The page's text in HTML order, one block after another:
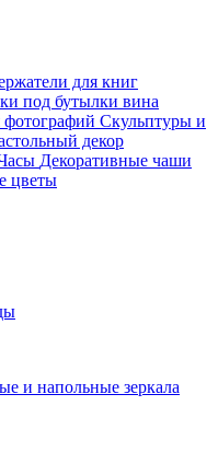
для книг
под бутылки вина
Скульптуры и
декор
Декоративные чаши
цветы
и напольные зеркала